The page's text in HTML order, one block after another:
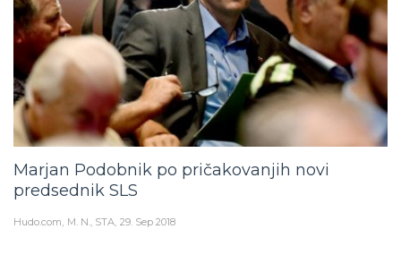
Marjan Podobnik po pričakovanjih novi
predsednik SLS
Hudo.com M. N., STA 29. Sep 2018